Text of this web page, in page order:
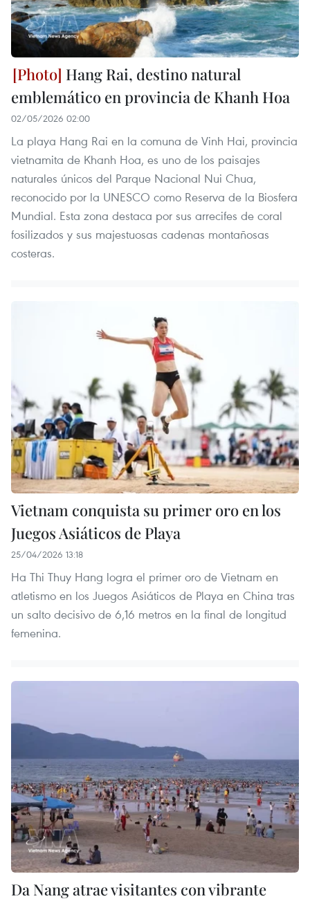
Hang Rai, destino natural
emblemático en provincia de Khanh Hoa
02/05/2026 02:00
La playa Hang Rai en la comuna de Vinh Hai, provincia
vietnamita de Khanh Hoa, es uno de los paisajes
naturales únicos del Parque Nacional Nui Chua,
reconocido por la UNESCO como Reserva de la Biosfera
Mundial. Esta zona destaca por sus arrecifes de coral
fosilizados y sus majestuosas cadenas montañosas
costeras.
Vietnam conquista su primer oro en los
Juegos Asiáticos de Playa
25/04/2026 13:18
Ha Thi Thuy Hang logra el primer oro de Vietnam en
atletismo en los Juegos Asiáticos de Playa en China tras
un salto decisivo de 6,16 metros en la final de longitud
femenina.
Da Nang atrae visitantes con vibrante